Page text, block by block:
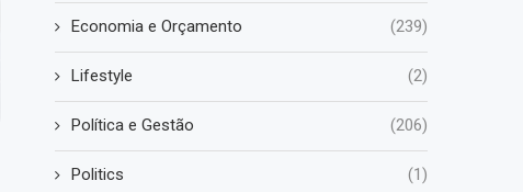
Economia e Orçamento (239)
Lifestyle (2)
Política e Gestão (206)
Politics (1)